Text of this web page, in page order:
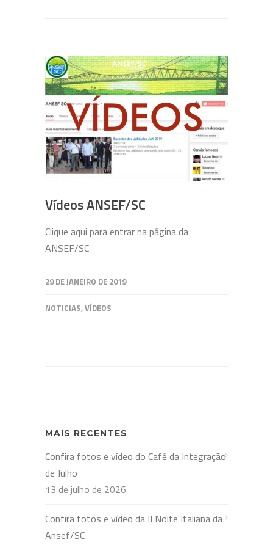
Vídeos ANSEF/SC
Clique aqui para entrar na página da
ANSEF/SC
29 DE JANEIRO DE 2019
NOTICIAS,VÍDEOS
MAIS RECENTES
Confira fotos e vídeo do Café da Integração
de Julho
13 de julho de 2026
Confira fotos e vídeo da II Noite Italiana da
Ansef/SC